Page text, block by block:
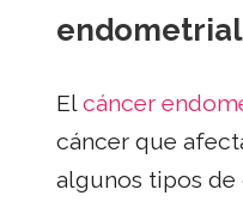
endometrial
Elcáncer
cáncer que
algunos tipos